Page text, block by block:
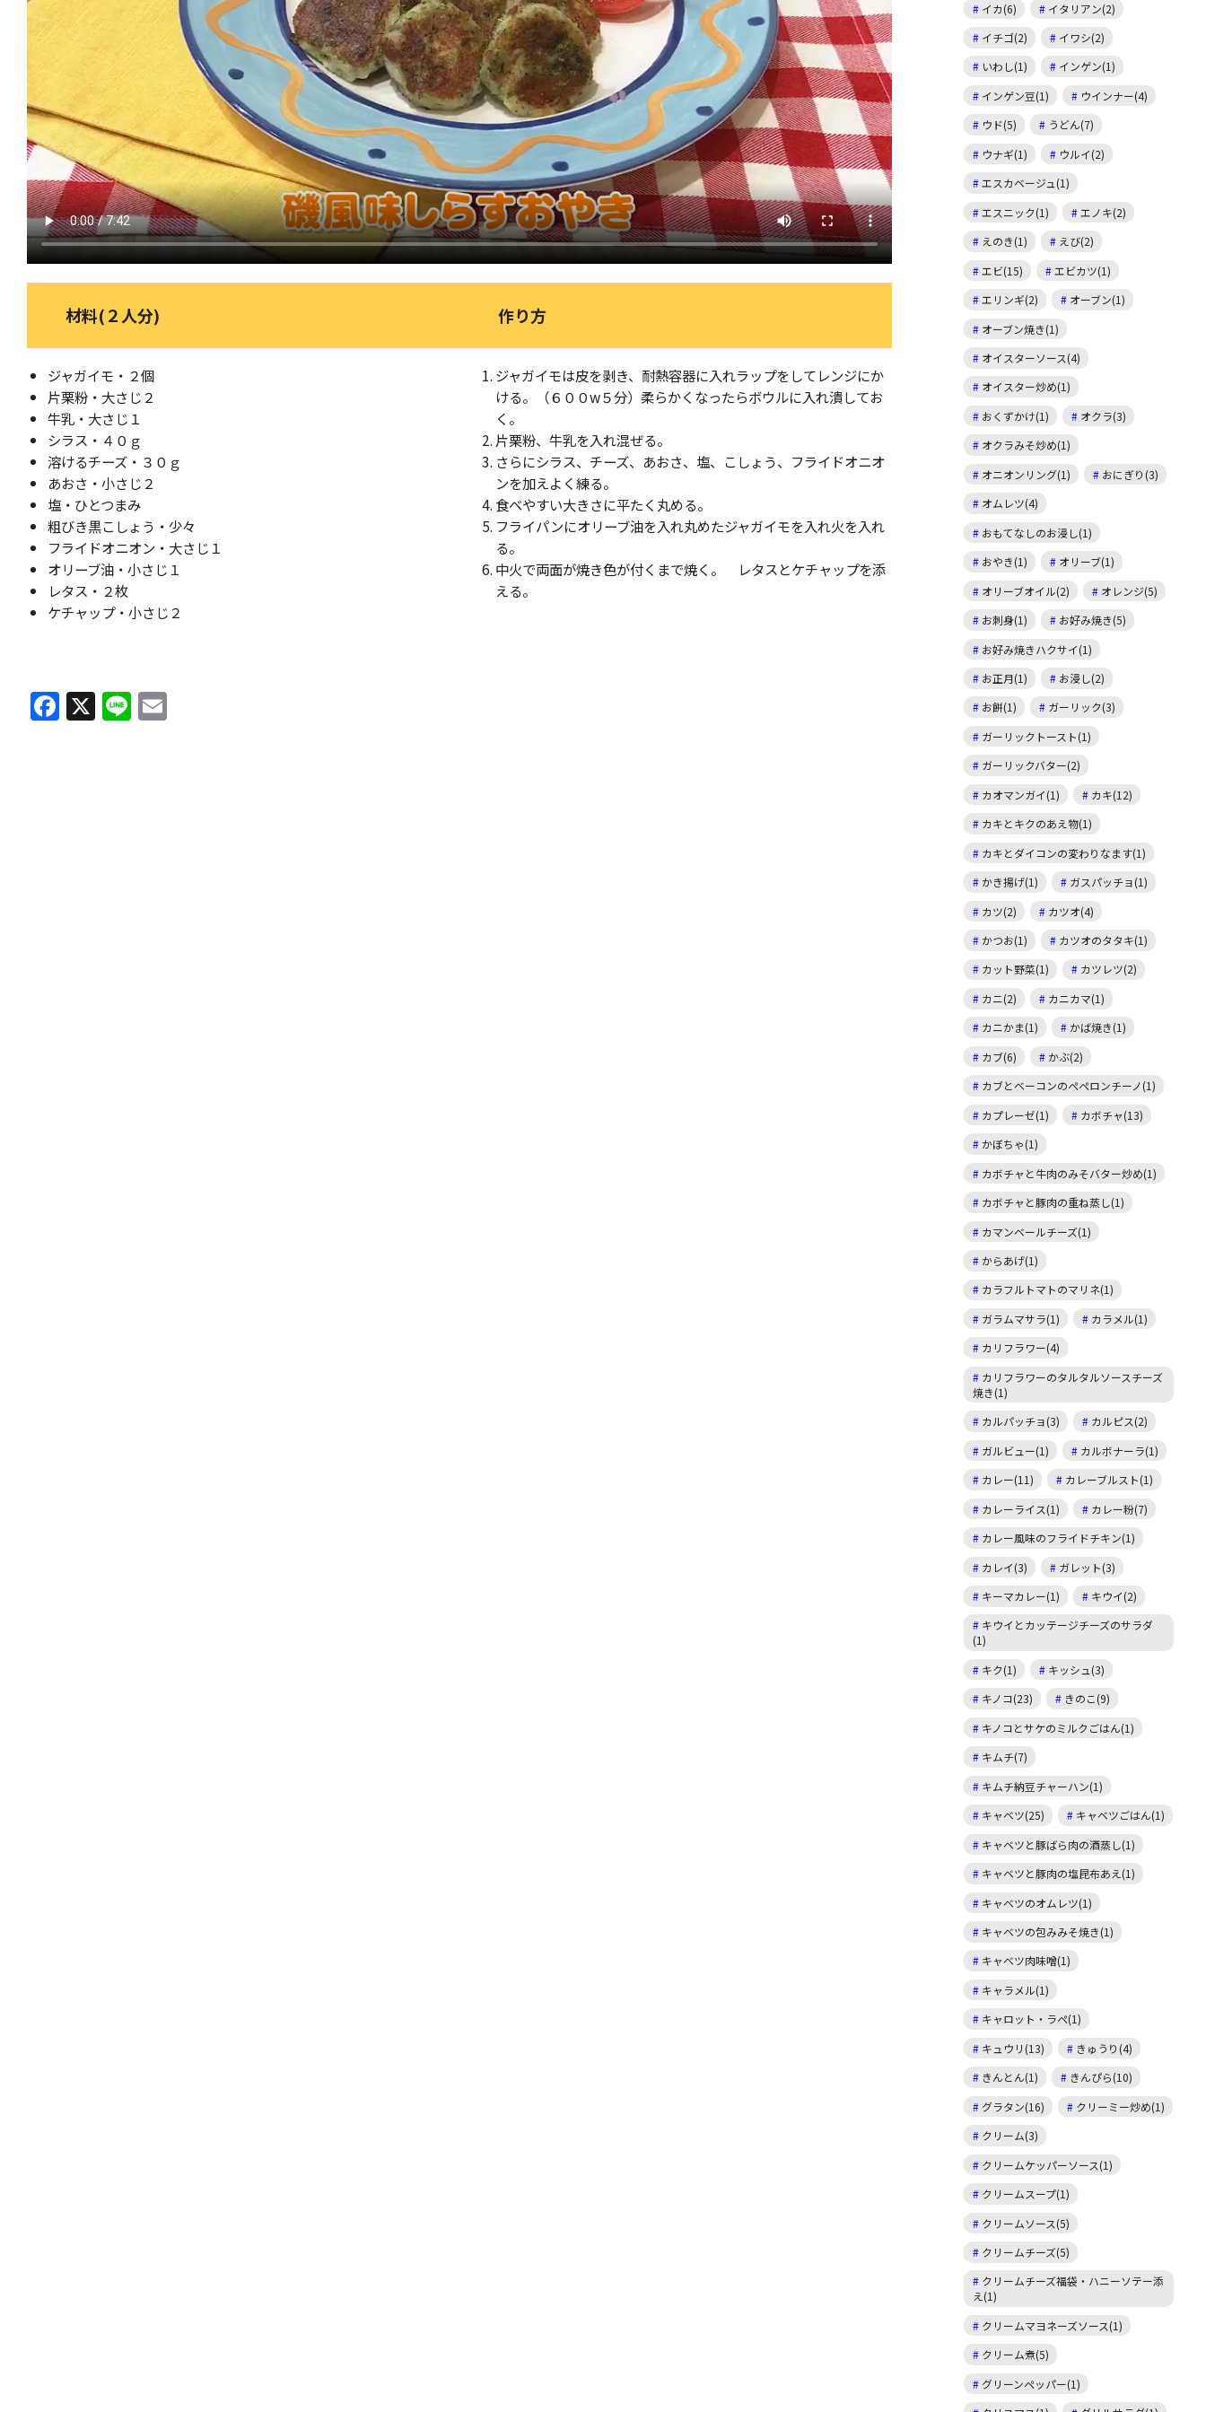
材料(２人分)
ジャガイモ・２個
片栗粉・大さじ２
牛乳・大さじ１
シラス・４０ｇ
溶けるチーズ・３０ｇ
あおさ・小さじ２
塩・ひとつまみ
粗びき黒こしょう・少々
フライドオニオン・大さじ１
オリーブ油・小さじ１
レタス・２枚
ケチャップ・小さじ２
作り方
ジャガイモは皮を剥き、耐熱容器に入れラップをしてレンジにか
ける。（６００w５分）柔らかくなったらボウルに入れ潰してお
く。
片栗粉、牛乳を入れ混ぜる。
さらにシラス、チーズ、あおさ、塩、こしょう、フライドオニオ
ンを加えよく練る。
食べやすい大きさに平たく丸める。
フライパンにオリーブ油を入れ丸めたジャガイモを入れ火を入れ
る。
中火で両面が焼き色が付くまで焼く。 レタスとケチャップを添
える。
F
a
X Li
n
イカ(6)
イタリアン(2)
イチゴ(2)
イワシ(2)
いわし(1)
インゲン(1)
インゲン豆(1)
ウインナー(4)
ウド(5)
うどん(7)
ウナギ(1)
ウルイ(2)
エスカベージュ(1)
エスニック(1)
エノキ(2)
えのき(1)
えび(2)
エビ(15)
エビカツ(1)
エリンギ(2)
オーブン(1)
オーブン焼き(1)
オイスターソース(4)
オイスター炒め(1)
おくずかけ(1)
オクラ(3)
オクラみそ炒め(1)
オニオンリング(1)
おにぎり(3)
オムレツ(4)
おもてなしのお浸し(1)
おやき(1)
オリーブ(1)
オリーブオイル(2)
オレンジ(5)
お刺身(1)
お好み焼き(5)
お好み焼きハクサイ(1)
お正月(1)
お浸し(2)
お餅(1)
ガーリック(3)
ガーリックトースト(1)
ガーリックバター(2)
カオマンガイ(1)
カキ(12)
カキとキクのあえ物(1)
カキとダイコンの変わりなます(1)
かき揚げ(1)
ガスパッチョ(1)
カツ(2)
カツオ(4)
かつお(1)
カツオのタタキ(1)
カット野菜(1)
カツレツ(2)
カニ(2)
カニカマ(1)
カニかま(1)
かば焼き(1)
カブ(6)
かぶ(2)
カブとベーコンのペペロンチーノ(1)
カプレーゼ(1)
カボチャ(13)
かぼちゃ(1)
カボチャと牛肉のみそバター炒め(1)
カボチャと豚肉の重ね蒸し(1)
カマンベールチーズ(1)
からあげ(1)
カラフルトマトのマリネ(1)
ガラムマサラ(1)
カラメル(1)
カリフラワー(4)
カリフラワーのタルタルソースチーズ
焼き(1)
カルパッチョ(3)
カルピス(2)
ガルビュー(1)
カルボナーラ(1)
カレー(11)
カレーブルスト(1)
カレーライス(1)
カレー粉(7)
カレー風味のフライドチキン(1)
カレイ(3)
ガレット(3)
キーマカレー(1)
キウイ(2)
キウイとカッテージチーズのサラダ
(1)
キク(1)
キッシュ(3)
キノコ(23)
きのこ(9)
キノコとサケのミルクごはん(1)
キムチ(7)
キムチ納豆チャーハン(1)
キャベツ(25)
キャベツごはん(1)
キャベツと豚ばら肉の酒蒸し(1)
キャベツと豚肉の塩昆布あえ(1)
キャベツのオムレツ(1)
キャベツの包みみそ焼き(1)
キャベツ肉味噌(1)
キャラメル(1)
キャロット・ラペ(1)
キュウリ(13)
きゅうり(4)
きんとん(1)
きんぴら(10)
グラタン(16)
クリーミー炒め(1)
クリーム(3)
クリームケッパーソース(1)
クリームスープ(1)
クリームソース(5)
クリームチーズ(5)
クリームチーズ福袋・ハニーソテー添
え(1)
クリームマヨネーズソース(1)
クリーム煮(5)
グリーンペッパー(1)